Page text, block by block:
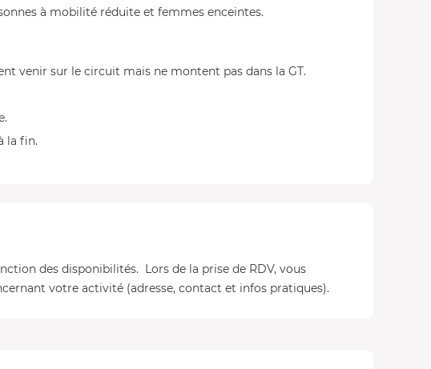
à mobilité réduite et femmes enceintes.
venir sur le circuit mais ne montent pas dans la GT.
la fin.
des disponibilités. Lors de la prise de RDV, vous
votre activité (adresse, contact et infos pratiques).